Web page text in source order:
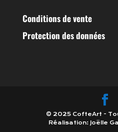
Conditions de vente
Protection des données
© 2025 CofteArt -
Réalisation: Joëlle